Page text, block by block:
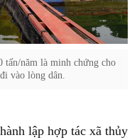
tấn/năm là minh chứng cho
vào lòng dân.
lập hợp tác xã thủy